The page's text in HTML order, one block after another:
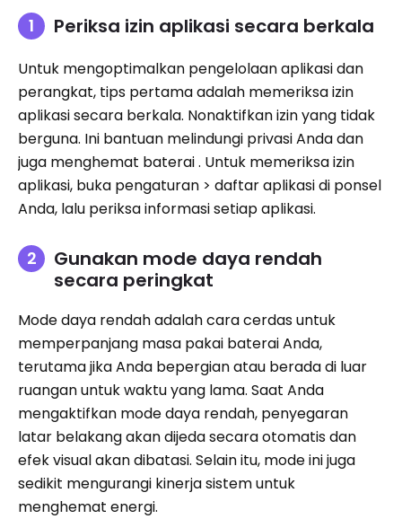
Periksa izin aplikasi secara berkala
Untuk mengoptimalkan pengelolaan aplikasi dan
perangkat, tips pertama adalah memeriksa izin
aplikasi secara berkala. Nonaktifkan izin yang tidak
berguna. Ini bantuan melindungi privasi Anda dan
juga menghemat baterai . Untuk memeriksa izin
aplikasi, buka pengaturan > daftar aplikasi di ponsel
Anda, lalu periksa informasi setiap aplikasi.
Gunakan mode daya rendah
secara peringkat
Mode daya rendah adalah cara cerdas untuk
memperpanjang masa pakai baterai Anda,
terutama jika Anda bepergian atau berada di luar
ruangan untuk waktu yang lama. Saat Anda
mengaktifkan mode daya rendah, penyegaran
latar belakang akan dijeda secara otomatis dan
efek visual akan dibatasi. Selain itu, mode ini juga
sedikit mengurangi kinerja sistem untuk
menghemat energi.